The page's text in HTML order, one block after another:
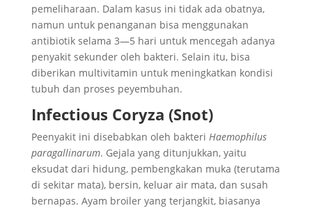
pemeliharaan. Dalam kasus ini tidak ada obatnya,
namun untuk penanganan bisa menggunakan
antibiotik selama 3—5 hari untuk mencegah adanya
penyakit sekunder oleh bakteri. Selain itu, bisa
diberikan multivitamin untuk meningkatkan kondisi
tubuh dan proses peyembuhan.
Infectious Coryza (Snot)
Peenyakit ini disebabkan oleh bakteri Haemophilus
paragallinarum. Gejala yang ditunjukkan, yaitu
eksudat dari hidung, pembengkakan muka (terutama
di sekitar mata), bersin, keluar air mata, dan susah
bernapas. Ayam broiler yang terjangkit, biasanya